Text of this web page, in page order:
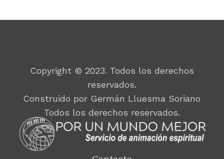
Copyright © 2023. Todos los derechos
reservados.
Construido por Germán Lluesma Soriano
Todos los derechos reservados.